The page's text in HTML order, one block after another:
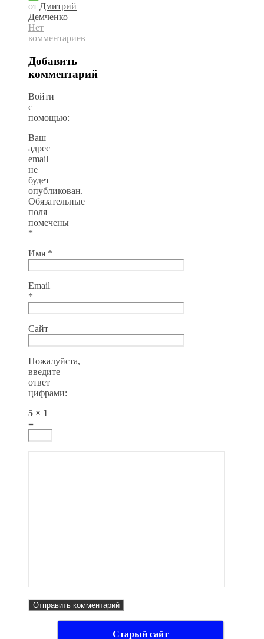
от Дмитрий
Демченко
Нет
комментариев
Добавить
комментарий
Войти
с
помощью:
Ваш
адрес
email
не
будет
опубликован.
Обязательные
поля
помечены
*
Имя *
Email
*
Сайт
Пожалуйста,
введите
ответ
цифрами:
5 × 1
=
Старый сайт